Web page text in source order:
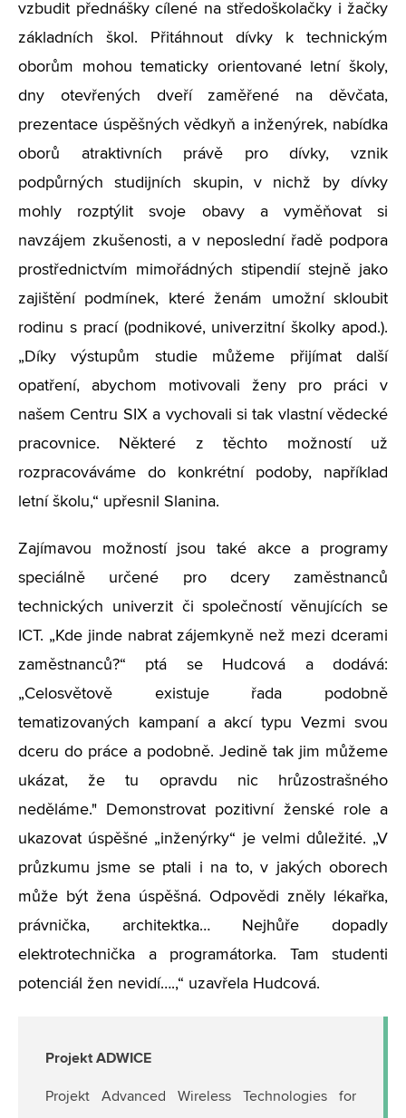
vzbudit přednášky cílené na středoškolačky i žačky
základních škol. Přitáhnout dívky k technickým
oborům mohou tematicky orientované letní školy,
dny otevřených dveří zaměřené na děvčata,
prezentace úspěšných vědkyň a inženýrek, nabídka
oborů atraktivních právě pro dívky, vznik
podpůrných studijních skupin, v nichž by dívky
mohly rozptýlit svoje obavy a vyměňovat si
navzájem zkušenosti, a v neposlední řadě podpora
prostřednictvím mimořádných stipendií stejně jako
zajištění podmínek, které ženám umožní skloubit
rodinu s prací (podnikové, univerzitní školky apod.).
„Díky výstupům studie můžeme přijímat další
opatření, abychom motivovali ženy pro práci v
našem Centru SIX a vychovali si tak vlastní vědecké
pracovnice. Některé z těchto možností už
rozpracováváme do konkrétní podoby, například
letní školu,“ upřesnil Slanina.
Zajímavou možností jsou také akce a programy
speciálně určené pro dcery zaměstnanců
technických univerzit či společností věnujících se
ICT. „Kde jinde nabrat zájemkyně než mezi dcerami
zaměstnanců?“ ptá se Hudcová a dodává:
„Celosvětově existuje řada podobně
tematizovaných kampaní a akcí typu Vezmi svou
dceru do práce a podobně. Jedině tak jim můžeme
ukázat, že tu opravdu nic hrůzostrašného
neděláme." Demonstrovat pozitivní ženské role a
ukazovat úspěšné „inženýrky“ je velmi důležité. „V
průzkumu jsme se ptali i na to, v jakých oborech
může být žena úspěšná. Odpovědi zněly lékařka,
právnička, architektka… Nejhůře dopadly
elektrotechnička a programátorka. Tam studenti
potenciál žen nevidí….,“ uzavřela Hudcová.
Projekt ADWICE
Projekt Advanced Wireless Technologies for